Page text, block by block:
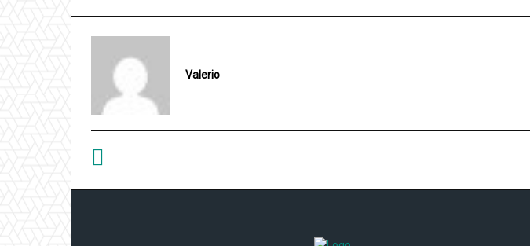
Valerio